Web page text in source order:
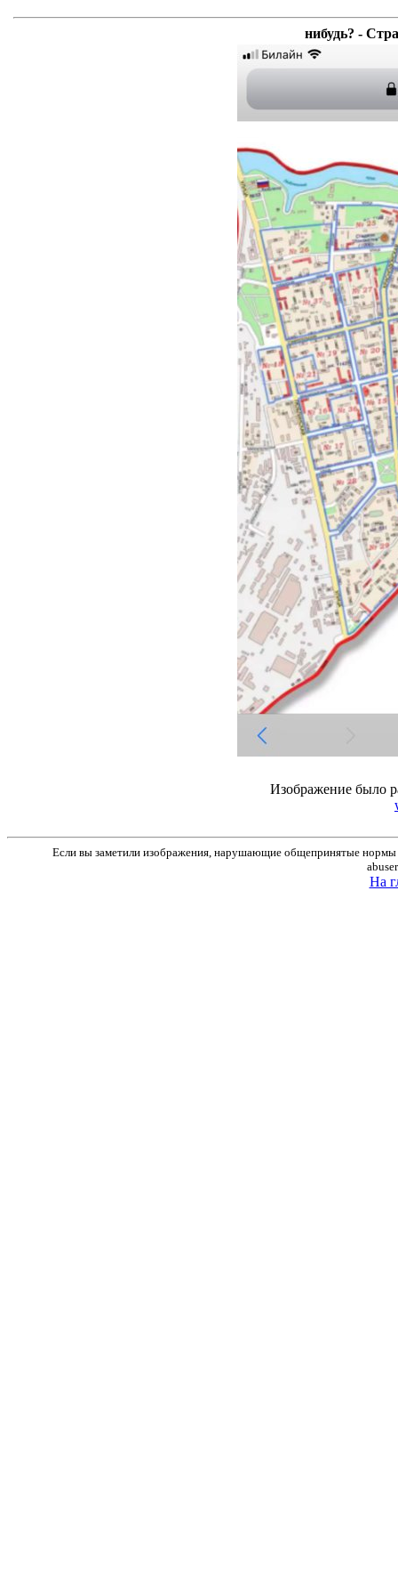
нибудь? -
Изображение было
Если вы заметили изображения, нарушающие общепринятые нормы
На